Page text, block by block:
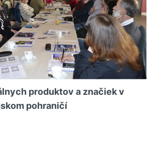
produktov a značiek v
pohraničí